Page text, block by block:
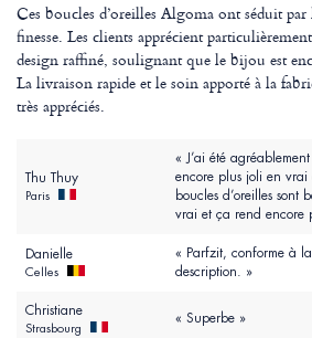
Ces boucles d’oreilles Algoma ont séduit
finesse. Les clients apprécient
design raffiné, soulignant que le bijou est
La livraison rapide et le soin apporté à la
très appréciés.
Thu Thuy
Paris
« J’ai été
encore plus joli en vrai
boucles d’oreilles sont
vrai et ça rend
Danielle
Celles
« Parfzit, conforme à
description. »
Christiane
Strasbourg
« Superbe »